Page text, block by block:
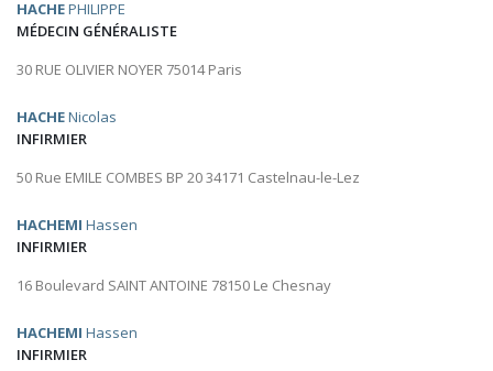
HACHEPHILIPPE
MÉDECIN GÉNÉRALISTE
30 RUE OLIVIER NOYER 75014 Paris
HACHENicolas
INFIRMIER
50 Rue EMILE COMBES BP 20 34171 Castelnau-le-Lez
HACHEMI Hassen
INFIRMIER
16 Boulevard SAINT ANTOINE 78150 Le Chesnay
HACHEMI Hassen
INFIRMIER